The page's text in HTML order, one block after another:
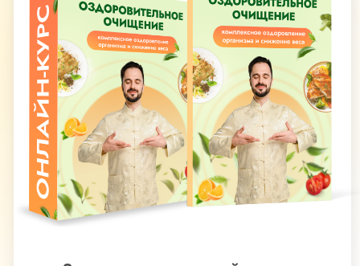
29 700 руб
49 500 руб
Все модули по очищению
и оздоровлению организма
Оформить заявку